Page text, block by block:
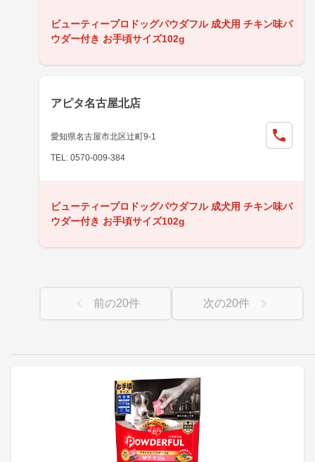
ビューティープロドッグパウダフル 成犬用 チキン味パ
ウダー付き お手頃サイズ102g
アピタ名古屋北店
愛知県名古屋市北区辻町9-1
TEL: 0570-009-384
ビューティープロドッグパウダフル 成犬用 チキン味パ
ウダー付き お手頃サイズ102g
前の20件 次の20件